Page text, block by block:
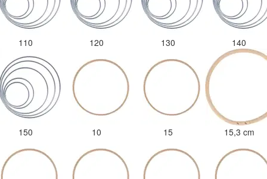
110 120 130 140
150 10 15 15,3 cm